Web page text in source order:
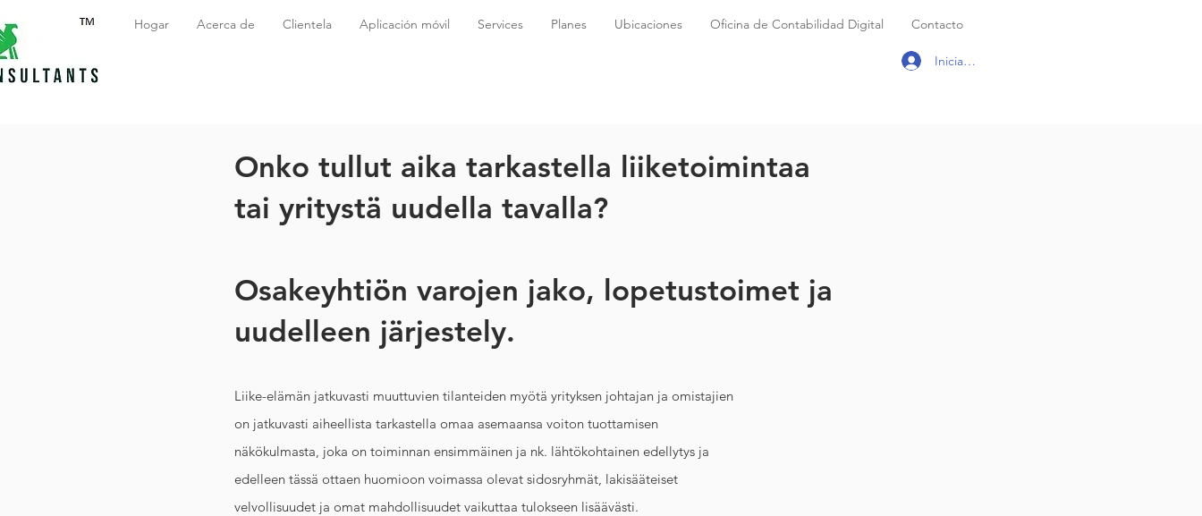
Hogar Acerca de Clientela Aplicación móvil Services Planes Ubicaciones Oficina de Contabilidad Digital Contacto
Iniciar sesión
Onko tullut aika tarkastella liiketoimintaa
tai yritystä uudella tavalla?
Osakeyhtiön varojen jako, lopetustoimet ja
uudelleen järjestely.
Liike-elämän jatkuvasti muuttuvien tilanteiden myötä yrityksen johtajan ja omistajien
on jatkuvasti aiheellista tarkastella omaa asemaansa voiton tuottamisen
näkökulmasta, joka on toiminnan ensimmäinen ja nk. lähtökohtainen edellytys ja
edelleen tässä ottaen huomioon voimassa olevat sidosryhmät, lakisääteiset
velvollisuudet ja omat mahdollisuudet vaikuttaa tulokseen lisäävästi.